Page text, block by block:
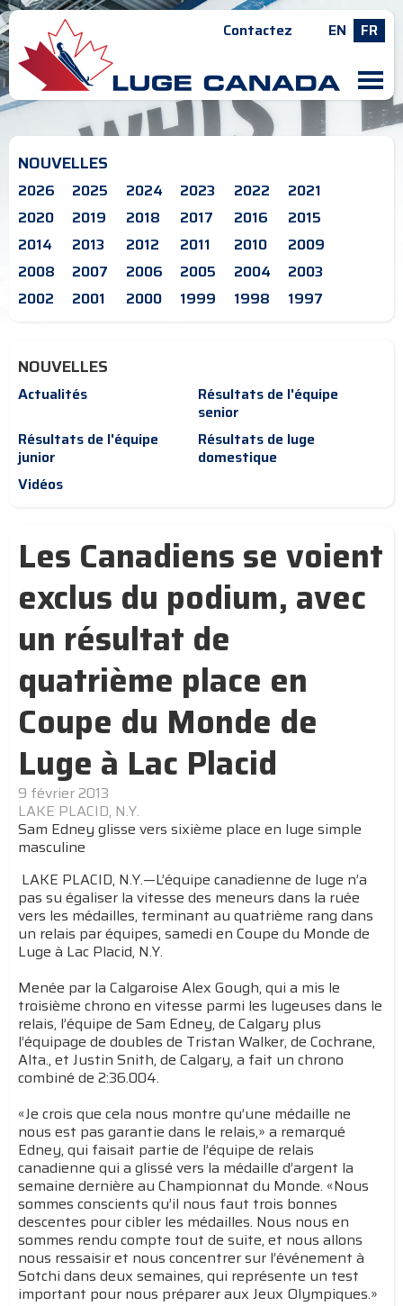
Contactez EN FR
M
NOUVELLES
2026 2025 2024 2023 2022
2021
2020
2019 2018 2017 2016
2015
2014
2013 2012 2011 2010
2009
2008
2007 2006 2005 2004
2003
2002
2001 2000 1999 1998 1997
NOUVELLES
Actualités
Résultats de l'équipe
senior
Résultats de l'équipe
junior
Résultats de luge
domestique
Vidéos
Les Canadiens se voient
exclus du podium, avec
un résultat de
quatrième place en
Coupe du Monde de
Luge à Lac Placid
9 février 2013
LAKE PLACID, N.Y.
Sam Edney glisse vers sixième place en luge simple
masculine
LAKE PLACID, N.Y.—L’équipe canadienne de luge n’a
pas su égaliser la vitesse des meneurs dans la ruée
vers les médailles, terminant au quatrième rang dans
un relais par équipes, samedi en Coupe du Monde de
Luge à Lac Placid, N.Y.
Menée par la Calgaroise Alex Gough, qui a mis le
troisième chrono en vitesse parmi les lugeuses dans le
relais, l’équipe de Sam Edney, de Calgary plus
l’équipage de doubles de Tristan Walker, de Cochrane,
Alta., et Justin Snith, de Calgary, a fait un chrono
combiné de 2:36.004.
«Je crois que cela nous montre qu’une médaille ne
nous est pas garantie dans le relais,» a remarqué
Edney, qui faisait partie de l’équipe de relais
canadienne qui a glissé vers la médaille d’argent la
semaine dernière au Championnat du Monde. «Nous
sommes conscients qu’il nous faut trois bonnes
descentes pour cibler les médailles. Nous nous en
sommes rendu compte tout de suite, et nous allons
nous ressaisir et nous concentrer sur l’événement à
Sotchi dans deux semaines, qui représente un test
important pour nous préparer aux Jeux Olympiques.»